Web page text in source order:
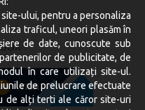
ului, pentru a personaliza
traficul, uneori plasăm în
de date, cunoscute sub
de publicitate, de
în care utilizați site-ul.
de prelucrare efectuate
de alți terti ale căror site-uri